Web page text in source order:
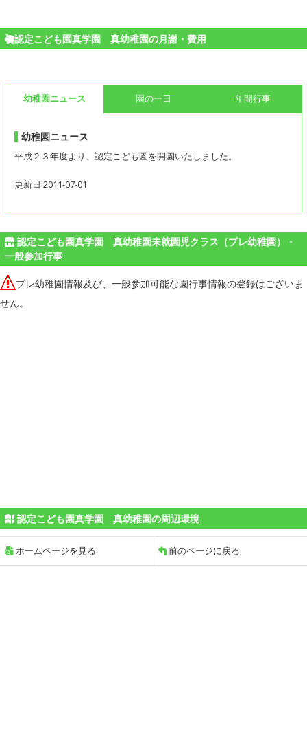
認定こども園真学園 真幼稚園の月謝・費用
幼稚園ニュース 園の一日 年間行事
幼稚園ニュース
平成２３年度より、認定こども園を開園いたしました。
更新日:2011-07-01
認定こども園真学園 真幼稚園未就園児クラス（プレ幼稚園）・
一般参加行事
プレ幼稚園情報及び、一般参加可能な園行事情報の登録はございま
せん。
認定こども園真学園 真幼稚園の周辺環境
ホームページを見る 前のページに戻る